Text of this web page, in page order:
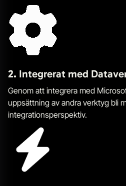
2. Integrerat med
Genom att integrera med
uppsättning av andra verktyg bli
integrationsperspektiv.